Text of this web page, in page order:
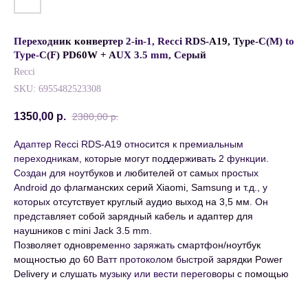
Переходник конвертер 2-in-1, Recci RDS-A19, Type-C(M) to
Type-C(F) PD60W + AUX 3.5 mm, Серый
Recci
SKU: 6955482523308
1350,00 р. 2380,00 р.
Адаптер Recci RDS-A19 относится к премиальным
переходникам, которые могут поддерживать 2 функции.
Создан для ноутбуков и любителей от самых простых
Android до флагманских серий Xiaomi, Samsung и т.д., у
которых отсутствует круглый аудио выход на 3,5 мм. Он
представляет собой зарядный кабель и адаптер для
наушников с mini Jack 3.5 mm.
Позволяет одновременно заряжать смартфон/ноутбук
мощностью до 60 Ватт протоколом быстрой зарядки Power
Delivery и слушать музыку или вести переговоры с помощью